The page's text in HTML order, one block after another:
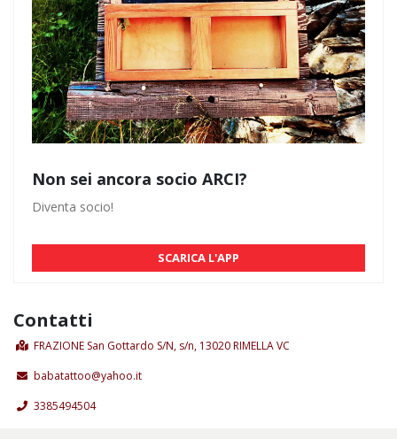
Non sei ancora socio ARCI?
Diventa socio!
SCARICA L'APP
Contatti
FRAZIONE San Gottardo S/N, s/n, 13020 RIMELLA VC
babatattoo@yahoo.it
3385494504